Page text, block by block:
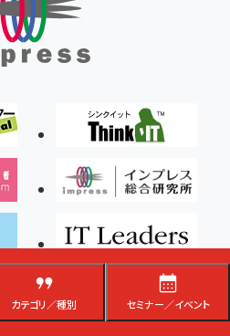
カテゴリ／種別 セミナー／イベント